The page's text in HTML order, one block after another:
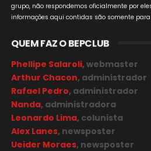
grupo, não respondemos oficialmente por
informações aqui contidas são somente
QUEM FAZ O BEPCLUB
Phellipe Salaroli, webmaster
Arthur Chacon, administrador
Rafael Pedro, administrador
Nanda, administradora
Leonardo Lima, colunista
Alex Lanes, newsposter
Ueider Moraes, newsposter